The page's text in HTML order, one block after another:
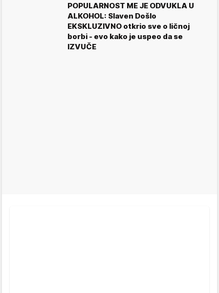
POPULARNOST ME JE ODVUKLA U
ALKOHOL: Slaven Došlo
EKSKLUZIVNO otkrio sve o ličnoj
borbi - evo kako je uspeo da se
IZVUČE